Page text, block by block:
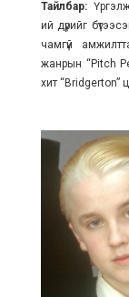
Тайлбар:
ий дүрийг
чамгүй
жанрын “Pitch
хит “Bridgerton”